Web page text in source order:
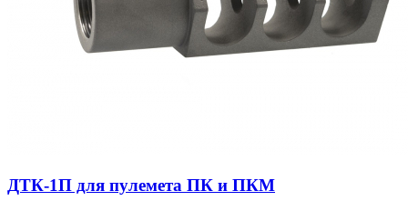
ДТК-1П для пулемета ПК и ПКМ